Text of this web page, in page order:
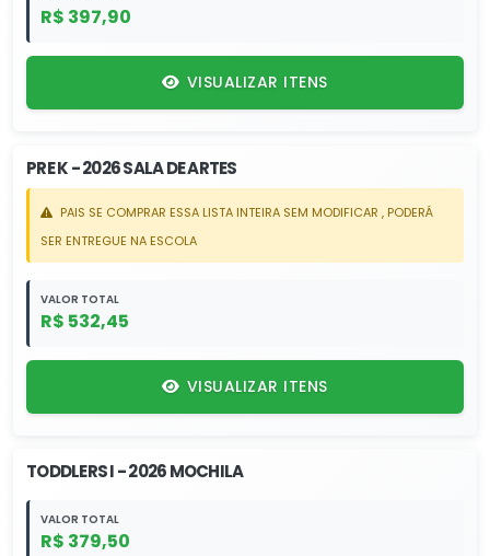
R$ 397,90
VISUALIZAR ITENS
PRE K - 2026 SALA DE ARTES
PAIS SE COMPRAR ESSA LISTA INTEIRA SEM MODIFICAR , PODERÁ
SER ENTREGUE NA ESCOLA
VALOR TOTAL
R$ 532,45
VISUALIZAR ITENS
TODDLERS I - 2026 MOCHILA
VALOR TOTAL
R$ 379,50